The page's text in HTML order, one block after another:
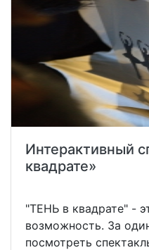
Интерактивный
квадрате»
"ТЕНЬ в квадрате" -
возможность. За
посмотреть